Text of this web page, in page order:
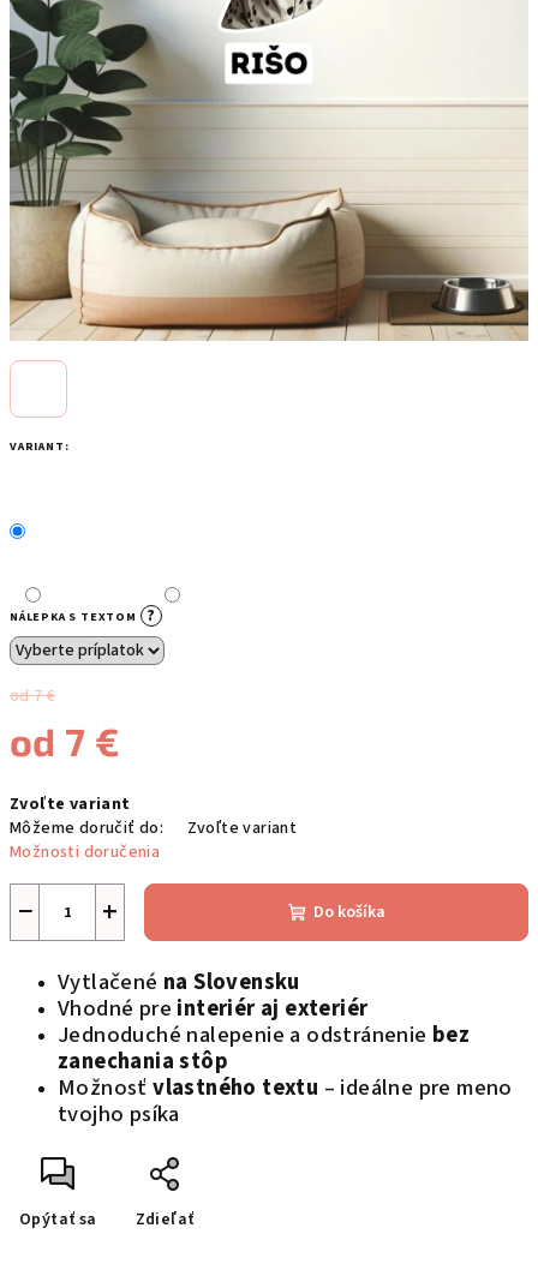
VARIANT:
NÁLEPKA S TEXTOM ?
od 7 €
od 7 €
cena:
Zvoľte variant
Môžeme doručiť do:
Zvoľte variant
Možnosti doručenia
+
− Do košíka
Vytlačené na Slovensku
Vhodné pre interiér aj exteriér
Jednoduché nalepenie a odstránenie bez
zanechania stôp
Možnosťvlastného textu – ideálne pre meno
tvojho psíka
Opýtať sa Zdieľať